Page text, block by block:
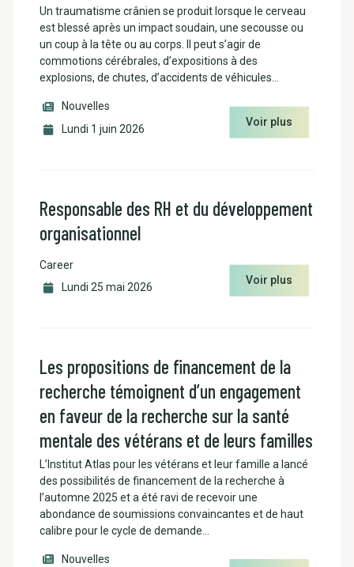
Un traumatisme crânien se produit lorsque le cerveau
est blessé après un impact soudain, une secousse ou
un coup à la tête ou au corps. Il peut s’agir de
commotions cérébrales, d’expositions à des
explosions, de chutes, d’accidents de véhicules…
Nouvelles
Lundi 1 juin 2026
Voir plus
Responsable des RH et du développement
organisationnel
Career
Lundi 25 mai 2026
Voir plus
Les propositions de financement de la
recherche témoignent d’un engagement
en faveur de la recherche sur la santé
mentale des vétérans et de leurs familles
L’Institut Atlas pour les vétérans et leur famille a lancé
des possibilités de financement de la recherche à
l’automne 2025 et a été ravi de recevoir une
abondance de soumissions convaincantes et de haut
calibre pour le cycle de demande…
Nouvelles